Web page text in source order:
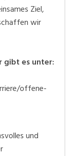
Ziel,
wir
gibt es unter:
offene-
und